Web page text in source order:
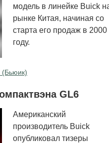
модель в линейке Buick
рынке Китая, начиная со
старта его продаж в 2000
году.
(Бьюик)
GL6
Американский
производитель Buick
опубликовал тизеры